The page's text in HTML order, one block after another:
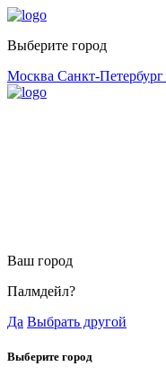
Выберите город
Москва Санкт-Петербург
Ваш город
Палмдейл?
Да Выбрать другой
Выберите город